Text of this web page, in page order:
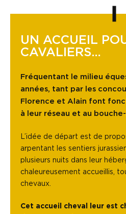
UN ACCUEIL
CAVALIERS…
Fréquentant le milieu
années, tant par les
Florence et Alain font
à leur réseau et au
L’idée de départ est de
arpentant les sentiers
plusieurs nuits dans leur
chaleureusement accueillis,
chevaux.
Cet accueil cheval leur est